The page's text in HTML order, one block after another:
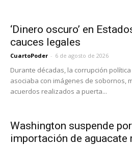
‘Dinero oscuro’ en
cauces legales
CuartoPoder - 6 de agosto de 2026
Durante décadas, la corrupción
asociaba con imágenes de sobornos,
acuerdos realizados a puerta...
Washington suspende
importación de aguacate